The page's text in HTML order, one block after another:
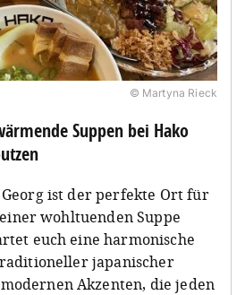
© Martyna Rieck
Suppen bei Hako
ist der perfekte Ort für
wohltuenden Suppe
euch eine harmonische
japanischer
Akzenten, die jeden